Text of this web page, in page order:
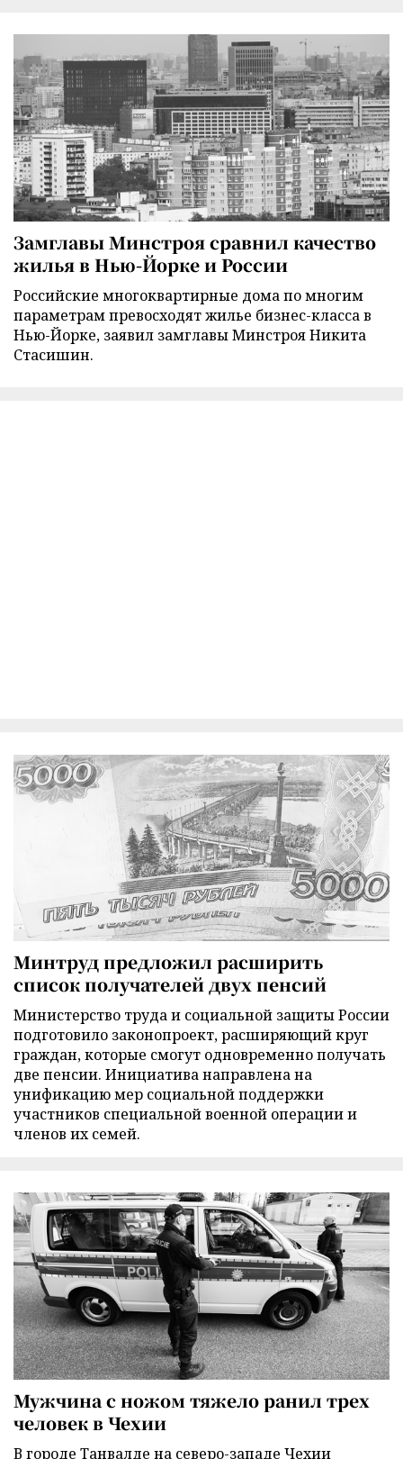
Замглавы Минстроя сравнил качество
жилья в Нью-Йорке и России
Российские многоквартирные дома по многим
параметрам превосходят жилье бизнес-класса в
Нью-Йорке, заявил замглавы Минстроя Никита
Стасишин.
Минтруд предложил расширить
список получателей двух пенсий
Министерство труда и социальной защиты России
подготовило законопроект, расширяющий круг
граждан, которые смогут одновременно получать
две пенсии. Инициатива направлена на
унификацию мер социальной поддержки
участников специальной военной операции и
членов их семей.
Мужчина с ножом тяжело ранил трех
человек в Чехии
В городе Танвалде на северо-западе Чехии